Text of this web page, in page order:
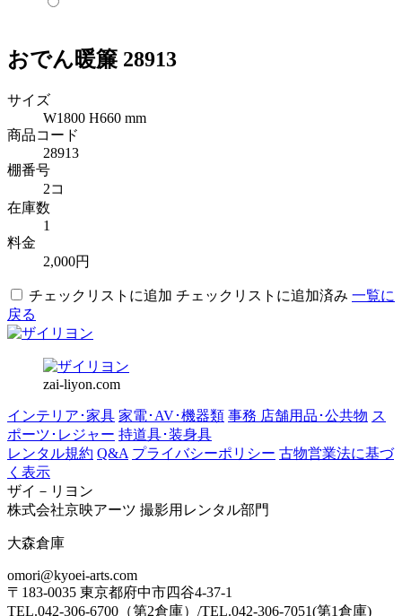
おでん暖簾 28913
サイズ
W1800 H660 mm
商品コード
28913
棚番号
2コ
在庫数
1
料金
2,000円
チェックリストに追加 チェックリストに追加済み 一覧に
戻る
zai-liyon.com
インテリア･家具 家電･AV･機器類 事務 店舗用品･公共物 ス
ポーツ･レジャー 持道具･装身具
レンタル規約 Q&A プライバシーポリシー 古物営業法に基づ
く表示
ザイ－リヨン
株式会社京映アーツ 撮影用レンタル部門
大森倉庫
omori@kyoei-arts.com
〒183-0035 東京都府中市四谷4-37-1
TEL.042-306-6700（第2倉庫）/TEL.042-306-7051(第1倉庫)